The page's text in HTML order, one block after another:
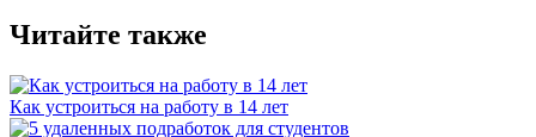
Читайте также
Как устроиться на работу в 14 лет